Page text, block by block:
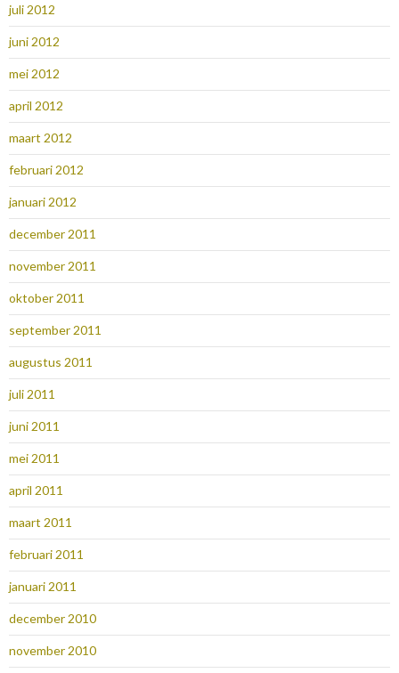
juli 2012
juni 2012
mei 2012
april 2012
maart 2012
februari 2012
januari 2012
december 2011
november 2011
oktober 2011
september 2011
augustus 2011
juli 2011
juni 2011
mei 2011
april 2011
maart 2011
februari 2011
januari 2011
december 2010
november 2010